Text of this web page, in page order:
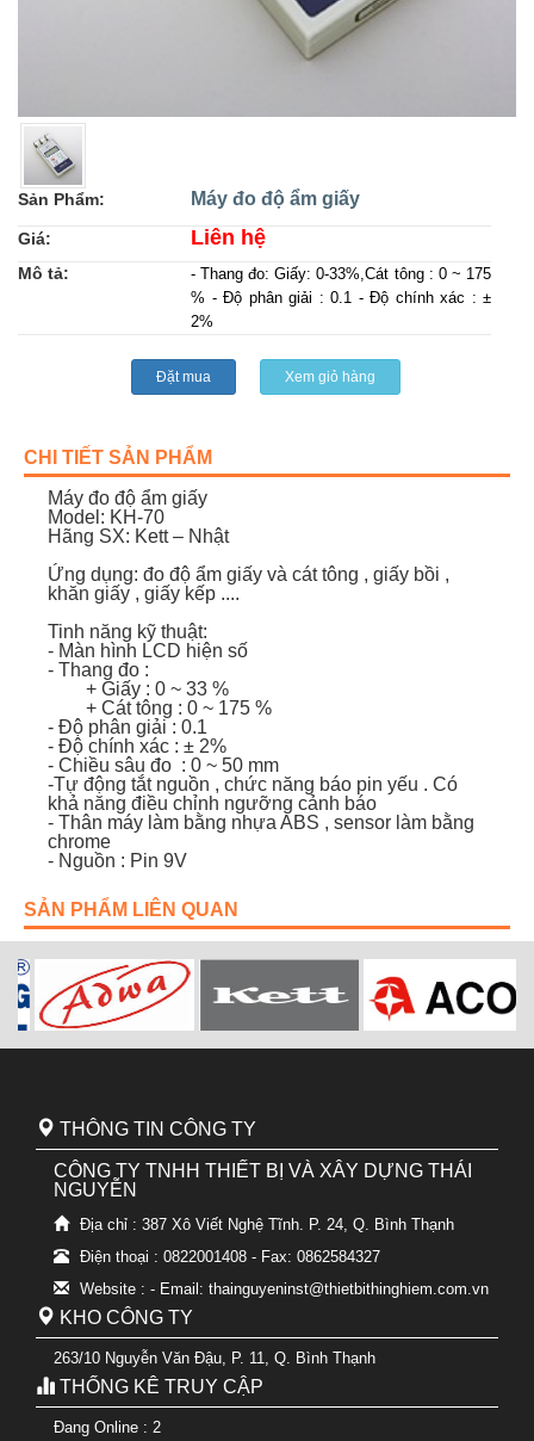
Sản Phẩm: Máy đo độ ẩm giấy
Giá: Liên hệ
Mô tả:
- Thang đo: Giấy: 0-33%,Cát tông : 0 ~ 175
% - Độ phân giải : 0.1 - Độ chính xác : ±
2%
Đặt mua Xem giỏ hàng
CHI TIẾT SẢN PHẨM
Máy đo độ ẩm giấy
Model: KH-70
Hãng SX: Kett – Nhật
Ứng dụng: đo độ ẩm giấy và cát tông , giấy bồi ,
khăn giấy , giấy kếp ....
Tinh năng kỹ thuật:
- Màn hình LCD hiện số
- Thang đo :
+ Giấy : 0 ~ 33 %
+ Cát tông : 0 ~ 175 %
- Độ phân giải : 0.1
- Độ chính xác : ± 2%
- Chiều sâu đo : 0 ~ 50 mm
-Tự động tắt nguồn , chức năng báo pin yếu . Có
khả năng điều chỉnh ngưỡng cảnh báo
- Thân máy làm bằng nhựa ABS , sensor làm bằng
chrome
- Nguồn : Pin 9V
SẢN PHẨM LIÊN QUAN
THÔNG TIN CÔNG TY
CÔNG TY TNHH THIẾT BỊ VÀ XÂY DỰNG THÁI
NGUYỄN
Địa chỉ : 387 Xô Viết Nghệ Tĩnh. P. 24, Q. Bình Thạnh
Điện thoại : 0822001408 - Fax: 0862584327
Website : - Email: thainguyeninst@thietbithinghiem.com.vn
KHO CÔNG TY
263/10 Nguyễn Văn Đậu, P. 11, Q. Bình Thạnh
THỐNG KÊ TRUY CẬP
Đang Online : 2